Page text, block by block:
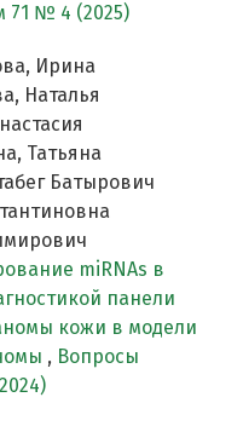
71 № 4 (2025)
Ирина
Наталья
Татьяна
Батырович
miRNAs в
панели
кожи в модели
, Вопросы